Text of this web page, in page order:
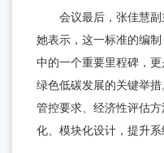
会议最后，张佳慧副
她表示，这一标准的编
中的一个重要里程碑，
绿色低碳发展的关键举
管控要求、经济性评估
化、模块化设计，提升系